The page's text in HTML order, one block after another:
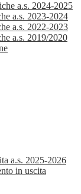
a.s. 2024-2025
a.s. 2023-2024
a.s. 2022-2023
a.s. 2019/2020
a.s. 2025-2026
in uscita